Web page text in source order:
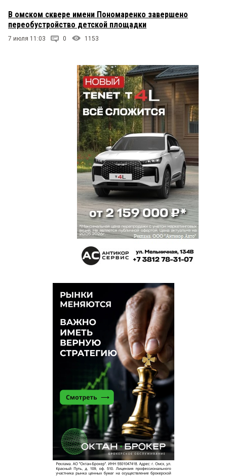
В омском сквере имени Пономаренко завершено
переобустройство детской площадки
7 июля 11:03 0 1153